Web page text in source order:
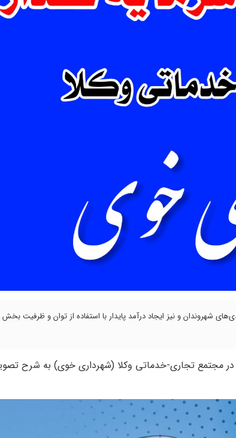
شهروندان و نیز ایجاد درآمد پایدار با استفاده از توان و ظرفیت بخش
در مجتمع تجاری-خدماتی وکلا (شهرداری خوی) به شرح